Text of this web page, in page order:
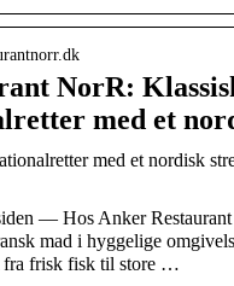
NorR:
med et
med et nordisk
— Hos Anker
mad i hyggelige
fra frisk fisk til store …